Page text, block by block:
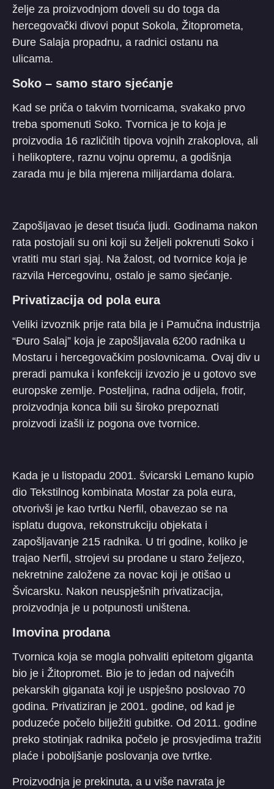
želje za proizvodnjom doveli su do toga da
hercegovački divovi poput Sokola, Žitoprometa,
Đure Salaja propadnu, a radnici ostanu na
ulicama.
Soko – samo staro sjećanje
Kad se priča o takvim tvornicama, svakako prvo
treba spomenuti Soko. Tvornica je to koja je
proizvodia 16 različitih tipova vojnih zrakoplova, ali
i helikoptere, raznu vojnu opremu, a godišnja
zarada mu je bila mjerena milijardama dolara.
Zapošljavao je deset tisuća ljudi. Godinama nakon
rata postojali su oni koji su željeli pokrenuti Soko i
vratiti mu stari sjaj. Na žalost, od tvornice koja je
razvila Hercegovinu, ostalo je samo sjećanje.
Privatizacija od pola eura
Veliki izvoznik prije rata bila je i Pamučna industrija
“Đuro Salaj” koja je zapošljavala 6200 radnika u
Mostaru i hercegovačkim poslovnicama. Ovaj div u
preradi pamuka i konfekciji izvozio je u gotovo sve
europske zemlje. Posteljina, radna odijela, frotir,
proizvodnja konca bili su široko prepoznati
proizvodi izašli iz pogona ove tvornice.
Kada je u listopadu 2001. švicarski Lemano kupio
dio Tekstilnog kombinata Mostar za pola eura,
otvorivši je kao tvrtku Nerfil, obavezao se na
isplatu dugova, rekonstrukciju objekata i
zapošljavanje 215 radnika. U tri godine, koliko je
trajao Nerfil, strojevi su prodane u staro željezo,
nekretnine založene za novac koji je otišao u
Švicarsku. Nakon neuspješnih privatizacija,
proizvodnja je u potpunosti uništena.
Imovina prodana
Tvornica koja se mogla pohvaliti epitetom giganta
bio je i Žitopromet. Bio je to jedan od najvećih
pekarskih giganata koji je uspješno poslovao 70
godina. Privatiziran je 2001. godine, od kad je
poduzeće počelo bilježiti gubitke. Od 2011. godine
preko stotinjak radnika počelo je prosvjedima tražiti
plaće i poboljšanje poslovanja ove tvrtke.
Proizvodnja je prekinuta, a u više navrata je